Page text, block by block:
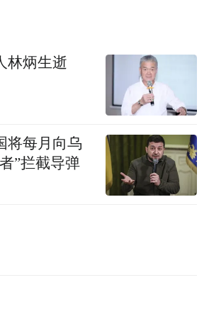
林炳生逝
将每月向乌
”拦截导弹